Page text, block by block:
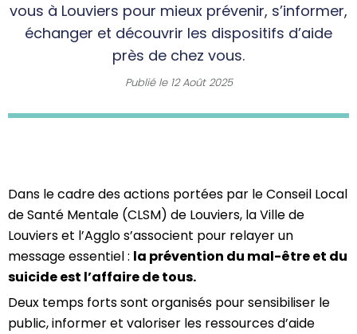
vous à Louviers pour mieux prévenir, s’informer,
échanger et découvrir les dispositifs d’aide
près de chez vous.
Publié le 12 Août 2025
Dans le cadre des actions portées par le Conseil Local
de Santé Mentale (CLSM) de Louviers, la Ville de
Louviers et l’Agglo s’associent pour relayer un
message essentiel : la prévention du mal-être et du
suicide est l’affaire de tous.
Deux temps forts sont organisés pour sensibiliser le
public, informer et valoriser les ressources d’aide